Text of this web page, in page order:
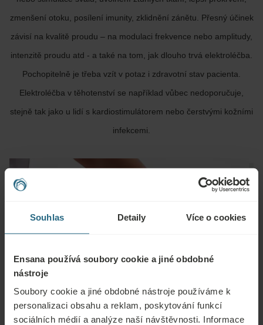
Souhlas Detaily Více o cookies
Ensana používá soubory cookie a jiné obdobné
nástroje
Soubory cookie a jiné obdobné nástroje používáme k
personalizaci obsahu a reklam, poskytování funkcí
sociálních médií a analýze naší návštěvnosti. Informace
zmenšení otoku, posílení imunity, zklidnění zánětu. Přesný účinek
závisí na kvalitě proudu – na modulaci frekvence nebo amplitudy,
intenzitě proudu atd - a také na tom, jak dlouho trvá elektroléčba.
Pochopitelně je třeba vzít v potaz i zdravotní stav pacienta.
Elektroléčba v těhotenství se například vůbec nedoporučuje,
stejně tak jako u lidí s kardiostimulátorem nebo čerstvými kožními
infekcemi.